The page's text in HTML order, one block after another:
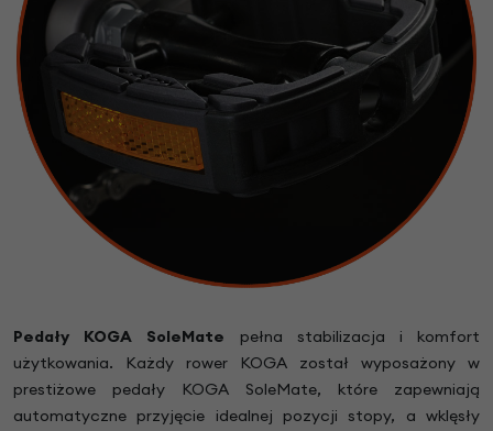
Pedały KOGA SoleMate pełna stabilizacja i komfort
użytkowania. Każdy rower KOGA został wyposażony w
prestiżowe pedały KOGA SoleMate, które zapewniają
automatyczne przyjęcie idealnej pozycji stopy, a wklęsły